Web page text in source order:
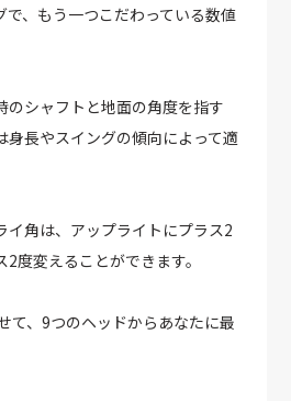
で、もう一つこだわっている数値
のシャフトと地面の角度を指す
身長やスイングの傾向によって適
イ角は、アップライトにプラス2
度変えることができます。
て、9つのヘッドからあなたに最